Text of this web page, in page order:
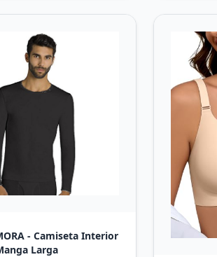
Negro
- Camiseta Interior
Larga